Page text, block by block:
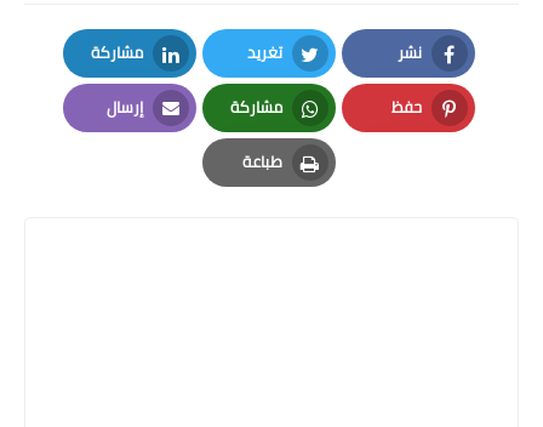
نشر
Facebook
تغريد
Twitter
مشاركة
LinkedIn
حفظ
Pinterest
مشاركة
Whatsapp
إرسال
Email
طباعة
Print